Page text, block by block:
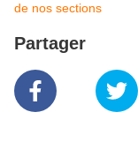
de nos sections
Partager